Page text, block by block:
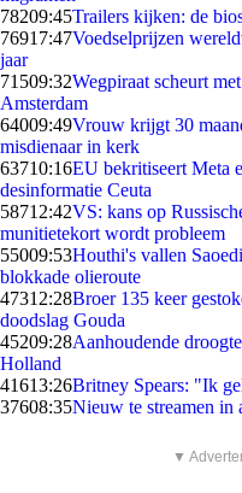
78209:45Trailers kijken: de
76917:47Voedselprijzen
jaar
71509:32Wegpiraat scheurt
Amsterdam
64009:49Vrouw krijgt 30
misdienaar in kerk
63710:16EU bekritiseert Meta
desinformatie Ceuta
58712:42VS: kans op
munitietekort wordt probleem
55009:53Houthi's vallen
blokkade olieroute
47312:28Broer 135 keer
doodslag Gouda
45209:28Aanhoudende
Holland
41613:26Britney Spears: "Ik
37608:35Nieuw te streamen in
▼